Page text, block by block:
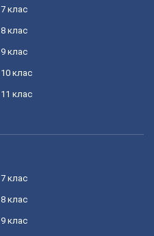
7 клас
8 клас
9 клас
10 клас
11 клас
7 клас
8 клас
9 клас